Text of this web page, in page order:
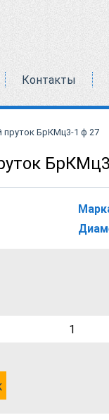
Контакты
пруток БрКМц3-1 ф 27